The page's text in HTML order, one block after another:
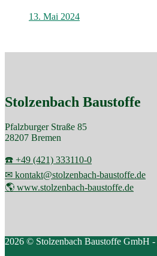
13. Mai 2024
Stolzenbach Baustoffe
Pfalzburger Straße 85
28207 Bremen
☎️ +49 (421) 333110-0
✉ kontakt@stolzenbach-baustoffe.de
🌎 www.stolzenbach-baustoffe.de
2026 © Stolzenbach Baustoffe GmbH -